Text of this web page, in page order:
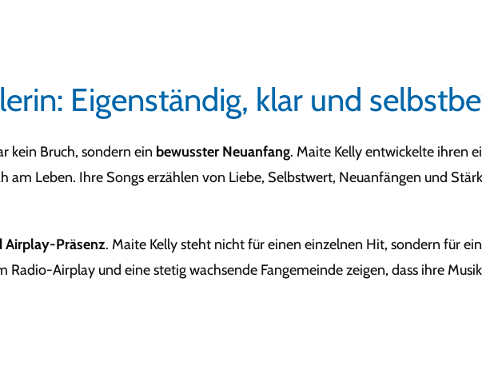
Eigenständig, klar und
kein Bruch, sondern ein bewusster Neuanfang. Maite Kelly entwickelte ihren
am Leben. Ihre Songs erzählen von Liebe, Selbstwert, Neuanfängen und
Airplay-Präsenz. Maite Kelly steht nicht für einen einzelnen Hit, sondern für
Airplay und eine stetig wachsende Fangemeinde zeigen, dass ihre